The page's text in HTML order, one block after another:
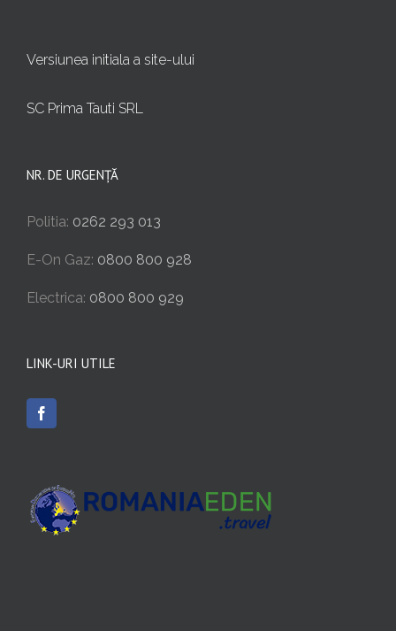
Versiunea initiala a site-ului
SC Prima Tauti SRL
NR. DE URGENȚĂ
Politia: 0262 293 013
E-On Gaz: 0800 800 928
Electrica: 0800 800 929
LINK-URI UTILE